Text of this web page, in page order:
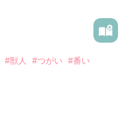
ないのと同じだか
ていく。
#獣人 #つがい #番い
4作目を書かせて頂